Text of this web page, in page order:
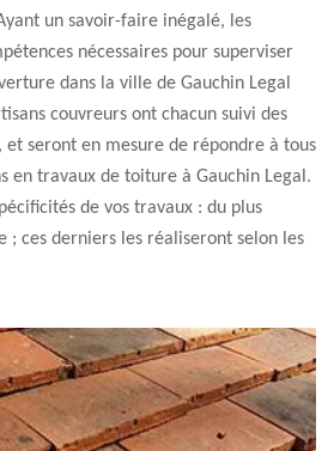
un savoir-faire inégalé, les
nécessaires pour superviser
dans la ville de Gauchin Legal
couvreurs ont chacun suivi des
et seront en mesure de répondre à tous
en travaux de toiture à Gauchin Legal.
de vos travaux : du plus
; ces derniers les réaliseront selon les